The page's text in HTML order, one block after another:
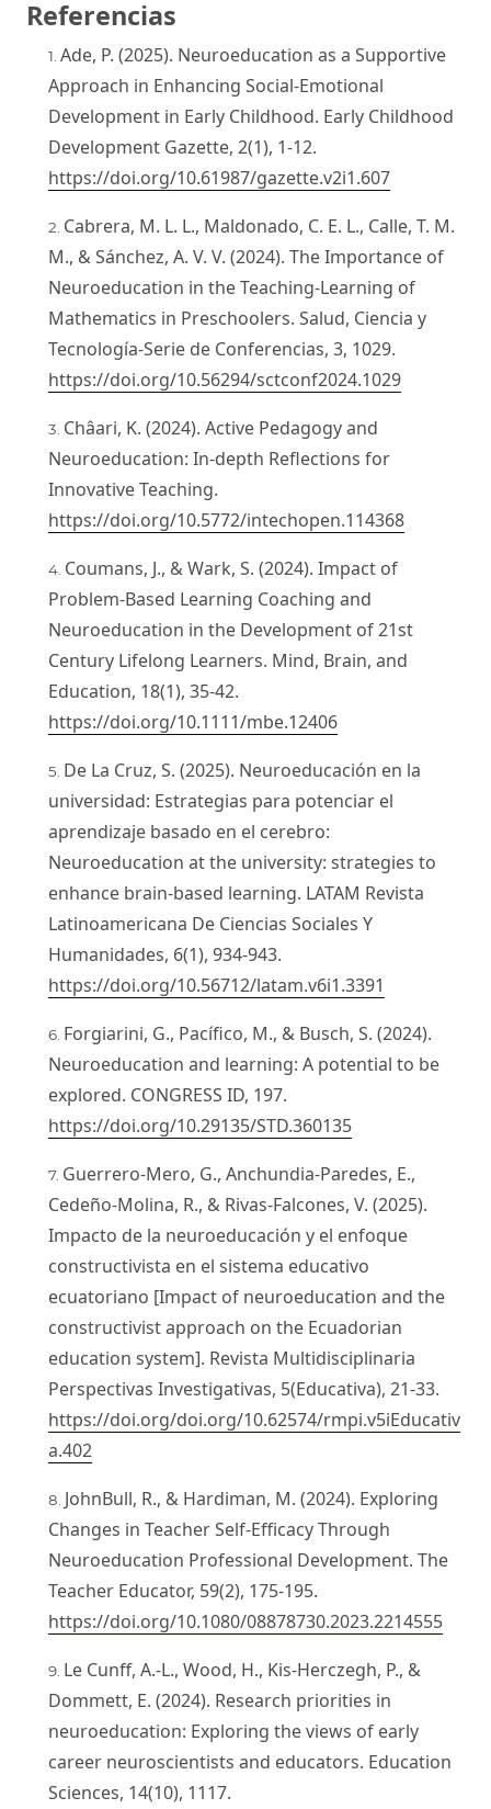
Referencias
Ade, P. (2025). Neuroeducation as a Supportive
Approach in Enhancing Social-Emotional
Development in Early Childhood. Early Childhood
Development Gazette, 2(1), 1-12.
https://doi.org/10.61987/gazette.v2i1.607
Cabrera, M. L. L., Maldonado, C. E. L., Calle, T. M.
M., & Sánchez, A. V. V. (2024). The Importance of
Neuroeducation in the Teaching-Learning of
Mathematics in Preschoolers. Salud, Ciencia y
Tecnología-Serie de Conferencias, 3, 1029.
https://doi.org/10.56294/sctconf2024.1029
Châari, K. (2024). Active Pedagogy and
Neuroeducation: In-depth Reflections for
Innovative Teaching.
https://doi.org/10.5772/intechopen.114368
Coumans, J., & Wark, S. (2024). Impact of
Problem‐Based Learning Coaching and
Neuroeducation in the Development of 21st
Century Lifelong Learners. Mind, Brain, and
Education, 18(1), 35-42.
https://doi.org/10.1111/mbe.12406
De La Cruz, S. (2025). Neuroeducación en la
universidad: Estrategias para potenciar el
aprendizaje basado en el cerebro:
Neuroeducation at the university: strategies to
enhance brain-based learning. LATAM Revista
Latinoamericana De Ciencias Sociales Y
Humanidades, 6(1), 934-943.
https://doi.org/10.56712/latam.v6i1.3391
Forgiarini, G., Pacífico, M., & Busch, S. (2024).
Neuroeducation and learning: A potential to be
explored. CONGRESS ID, 197.
https://doi.org/10.29135/STD.360135
Guerrero-Mero, G., Anchundia-Paredes, E.,
Cedeño-Molina, R., & Rivas-Falcones, V. (2025).
Impacto de la neuroeducación y el enfoque
constructivista en el sistema educativo
ecuatoriano [Impact of neuroeducation and the
constructivist approach on the Ecuadorian
education system]. Revista Multidisciplinaria
Perspectivas Investigativas, 5(Educativa), 21-33.
https://doi.org/doi.org/10.62574/rmpi.v5iEducativ
a.402
JohnBull, R., & Hardiman, M. (2024). Exploring
Changes in Teacher Self-Efficacy Through
Neuroeducation Professional Development. The
Teacher Educator, 59(2), 175-195.
https://doi.org/10.1080/08878730.2023.2214555
Le Cunff, A.-L., Wood, H., Kis-Herczegh, P., &
Dommett, E. (2024). Research priorities in
neuroeducation: Exploring the views of early
career neuroscientists and educators. Education
Sciences, 14(10), 1117.